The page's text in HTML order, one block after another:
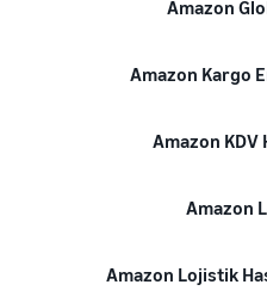
Amazon
Amazon Kargo
Amazon
Amazon
Amazon Lojistik